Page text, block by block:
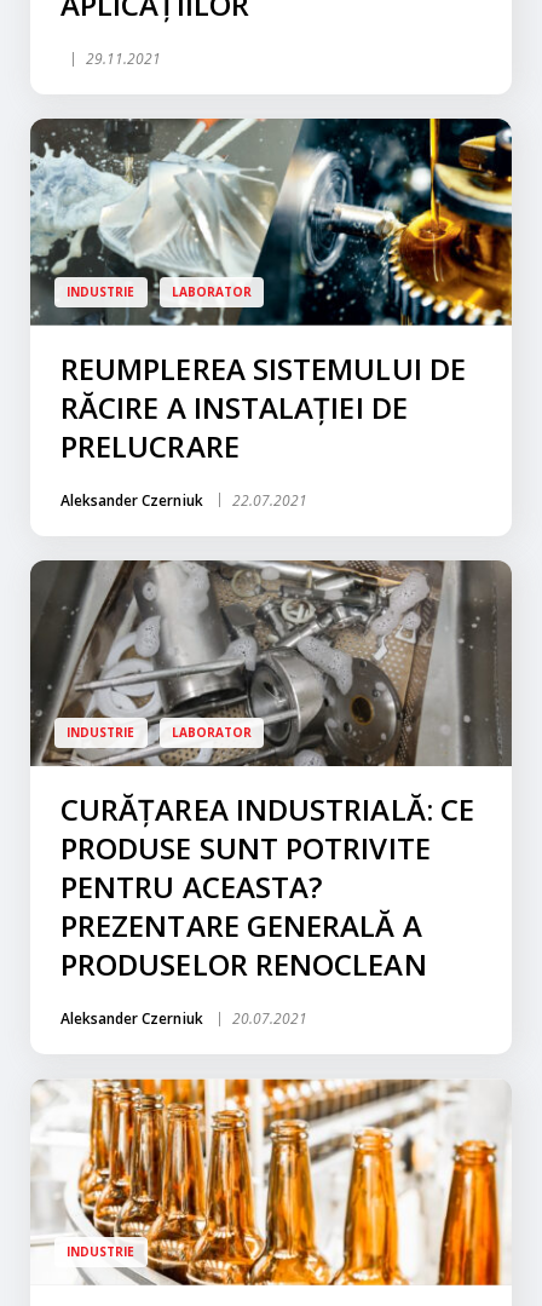
29.11.2021
INDUSTRIE LABORATOR
REUMPLEREA SISTEMULUI DE
RĂCIRE A INSTALAȚIEI DE
PRELUCRARE
Aleksander Czerniuk 22.07.2021
INDUSTRIE LABORATOR
CURĂȚAREA INDUSTRIALĂ: CE
PRODUSE SUNT POTRIVITE
PENTRU ACEASTA?
PREZENTARE GENERALĂ A
PRODUSELOR RENOCLEAN
Aleksander Czerniuk 20.07.2021
INDUSTRIE